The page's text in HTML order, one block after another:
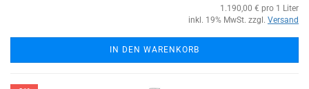
1.190,00 € pro 1 Liter
inkl. 19% MwSt. zzgl. Versand
IN DEN WARENKORB